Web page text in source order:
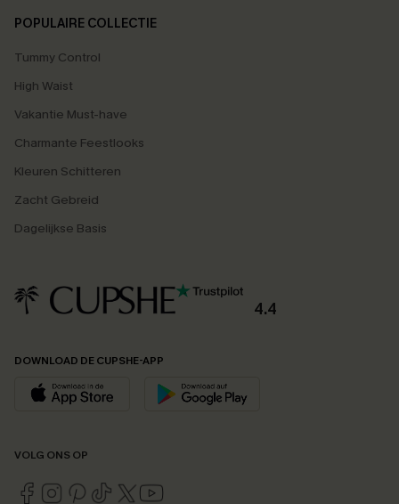
POPULAIRE COLLECTIE
Tummy Control
High Waist
Vakantie Must-have
Charmante Feestlooks
Kleuren Schitteren
Zacht Gebreid
Dagelijkse Basis
4.4
DOWNLOAD DE CUPSHE-APP
VOLG ONS OP